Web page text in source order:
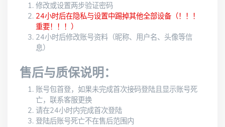
修改或设置两步验证密码
24小时后在隐私与设置中踢掉其他全部设备（！！！
重要！！！）
24小时后修改账号资料（昵称、用户名、头像等信
息）
售后与质保说明：
账号包首登，如果未完成首次接码登陆且显示账号死
亡，联系客服更换
请在24小时内完成首次登陆
登陆后账号死亡不在售后范围内